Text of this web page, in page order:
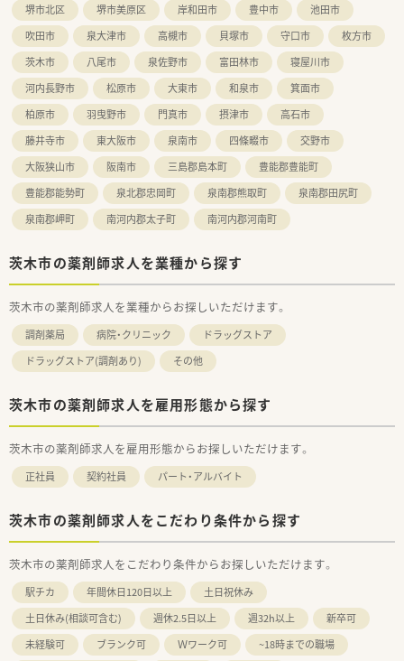
堺市北区
堺市美原区 岸和田市 豊中市
池田市
吹田市
泉大津市 高槻市 貝塚市 守口市
枚方市
茨木市
八尾市 泉佐野市 富田林市
寝屋川市
河内長野市
松原市 大東市 和泉市
箕面市
柏原市
羽曳野市 門真市 摂津市
高石市
藤井寺市
東大阪市 泉南市 四條畷市
交野市
大阪狭山市
阪南市 三島郡島本町
豊能郡豊能町
豊能郡能勢町
泉北郡忠岡町 泉南郡熊取町
泉南郡田尻町
泉南郡岬町
南河内郡太子町 南河内郡河南町
茨木市の薬剤師求人を業種から探す
茨木市の薬剤師求人を業種からお探しいただけます。
調剤薬局 病院・クリニック
ドラッグストア
ドラッグストア(調剤あり)
その他
茨木市の薬剤師求人を雇用形態から探す
茨木市の薬剤師求人を雇用形態からお探しいただけます。
正社員 契約社員 パート・アルバイト
茨木市の薬剤師求人をこだわり条件から探す
茨木市の薬剤師求人をこだわり条件からお探しいただけます。
駅チカ 年間休日120日以上
土日祝休み
土日休み(相談可含む)
週休2.5日以上 週32h以上
新卒可
未経験可
ブランク可 Ｗワーク可 ~18時までの職場